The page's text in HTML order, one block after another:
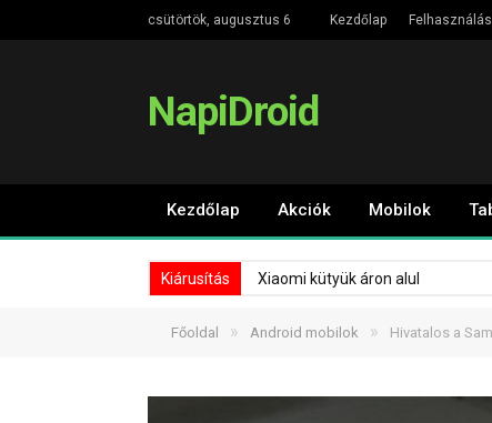
csütörtök, augusztus 6 Kezdőlap
NapiDroid
Kezdőlap Akciók Mobilok
Kiárusítás Xiaomi kütyük áron alul
Főoldal » Android mobilok » Hivatalos a